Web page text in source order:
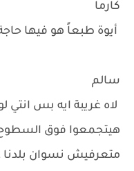
كارما
أيوة طبعاً هو فيها
سالم
لاه غريبة ايه بس انتي
هيتجمعوا فوق
متعرفيش نسوان بلدنا